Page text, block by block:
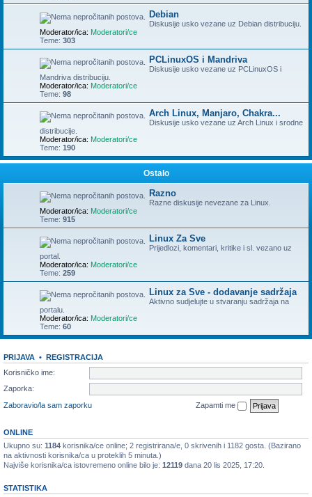
Debian
Diskusije usko vezane uz Debian distribuciju.
Moderator/ica: Moderatori/ce
Teme: 303
PCLinuxOS i Mandriva
Diskusije usko vezane uz PCLinuxOS i
Mandriva distribuciju.
Moderator/ica: Moderatori/ce
Teme: 98
Arch Linux, Manjaro, Chakra...
Diskusije usko vezane uz Arch Linux i srodne
distribucije.
Moderator/ica: Moderatori/ce
Teme: 190
Ostalo
Razno
Razne diskusije nevezane za Linux.
Moderator/ica: Moderatori/ce
Teme: 915
Linux Za Sve
Prijedlozi, komentari, kritike i sl. vezano uz
portal.
Moderator/ica: Moderatori/ce
Teme: 259
Linux za Sve - dodavanje sadržaja
Aktivno sudjelujte u stvaranju sadržaja na
portalu.
Moderator/ica: Moderatori/ce
Teme: 60
PRIJAVA • REGISTRACIJA
Korisničko ime:
Zaporka:
Zaboravio/la sam zaporku
Zapamti me
ONLINE
Ukupno su: 1184 korisnika/ce online; 2 registrirana/e, 0 skrivenih i 1182 gosta. (Bazirano
na aktivnosti korisnika/ca u proteklih 5 minuta.)
Najviše korisnika/ca istovremeno online bilo je: 12119 dana 20 lis 2025, 17:20.
STATISTIKA